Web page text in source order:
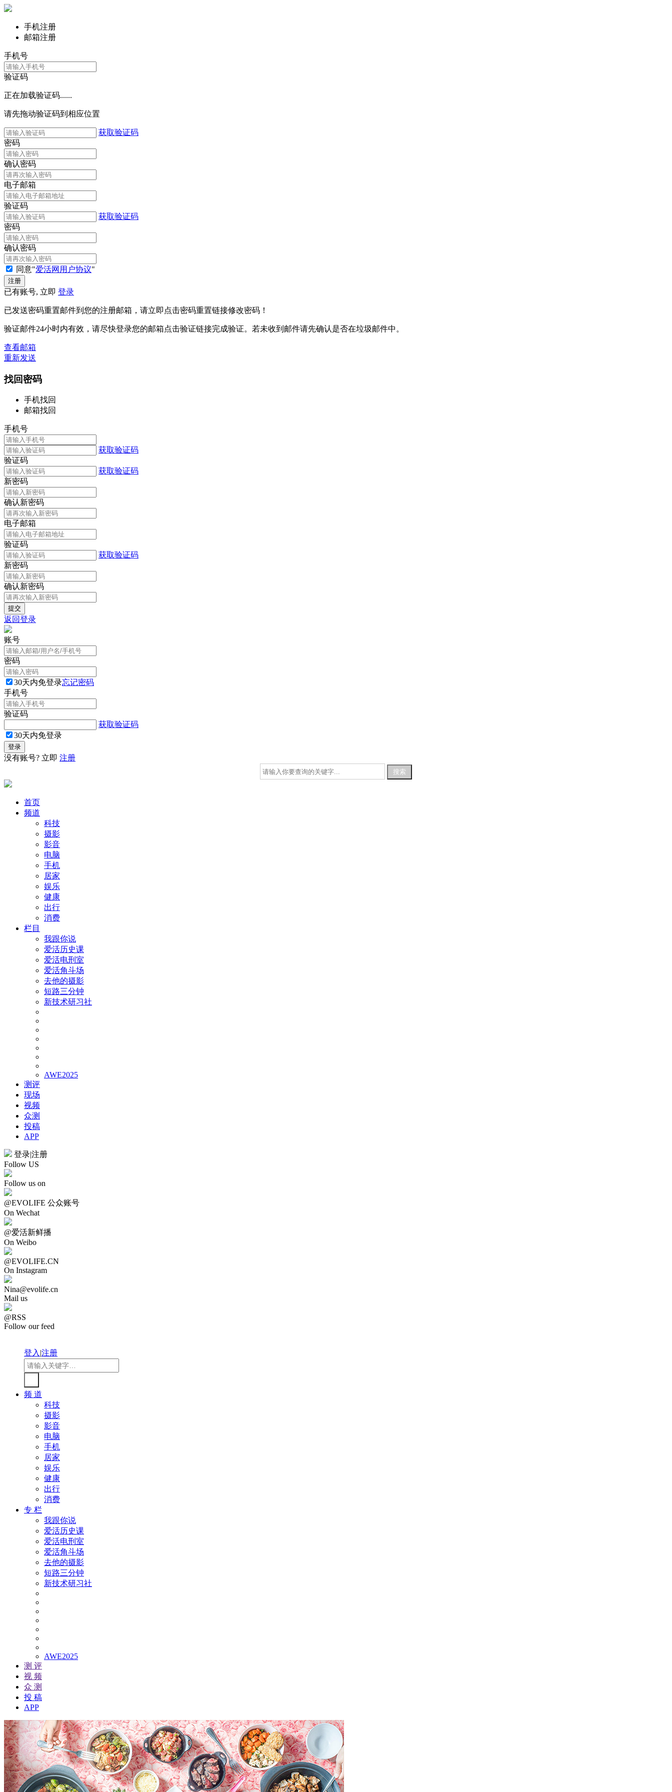
手机注册
邮箱注册
手机号
验证码
正在加载验证码......
请先拖动验证码到相应位置
获取验证码
密码
确认密码
电子邮箱
验证码
获取验证码
密码
确认密码
同意"爱活网用户协议"
已有账号, 立即 登录
已发送密码重置邮件到您的注册邮箱，请立即点击密码重置链接修改密码！
验证邮件24小时内有效，请尽快登录您的邮箱点击验证链接完成验证。若未收到邮件请先确认是否在垃圾邮件中。
查看邮箱
重新发送
找回密码
手机找回
邮箱找回
手机号
获取验证码
验证码
获取验证码
新密码
确认新密码
电子邮箱
验证码
获取验证码
新密码
确认新密码
返回登录
账号
密码
30天内免登录忘记密码
手机号
验证码
获取验证码
30天内免登录
没有账号? 立即 注册
首页
频道
科技
摄影
影音
电脑
手机
居家
娱乐
健康
出行
消费
栏目
我跟你说
爱活历史课
爱活电刑室
爱活角斗场
去他的摄影
短路三分钟
新技术研习社
AWE2025
测评
现场
视频
众测
投稿
APP
登录|注册
Follow US
Follow us on
@EVOLIFE 公众账号
On Wechat
@爱活新鲜播
On Weibo
@EVOLIFE.CN
On Instagram
Nina@evolife.cn
Mail us
@RSS
Follow our feed
登入|注册
频 道
科技
摄影
影音
电脑
手机
居家
娱乐
健康
出行
消费
专 栏
我跟你说
爱活历史课
爱活电刑室
爱活角斗场
去他的摄影
短路三分钟
新技术研习社
AWE2025
测 评
视 频
众 测
投 稿
APP